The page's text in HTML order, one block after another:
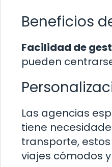
Beneficios
Facilidad de
pueden
Las agencias
tiene
transporte,
viajes cómodos